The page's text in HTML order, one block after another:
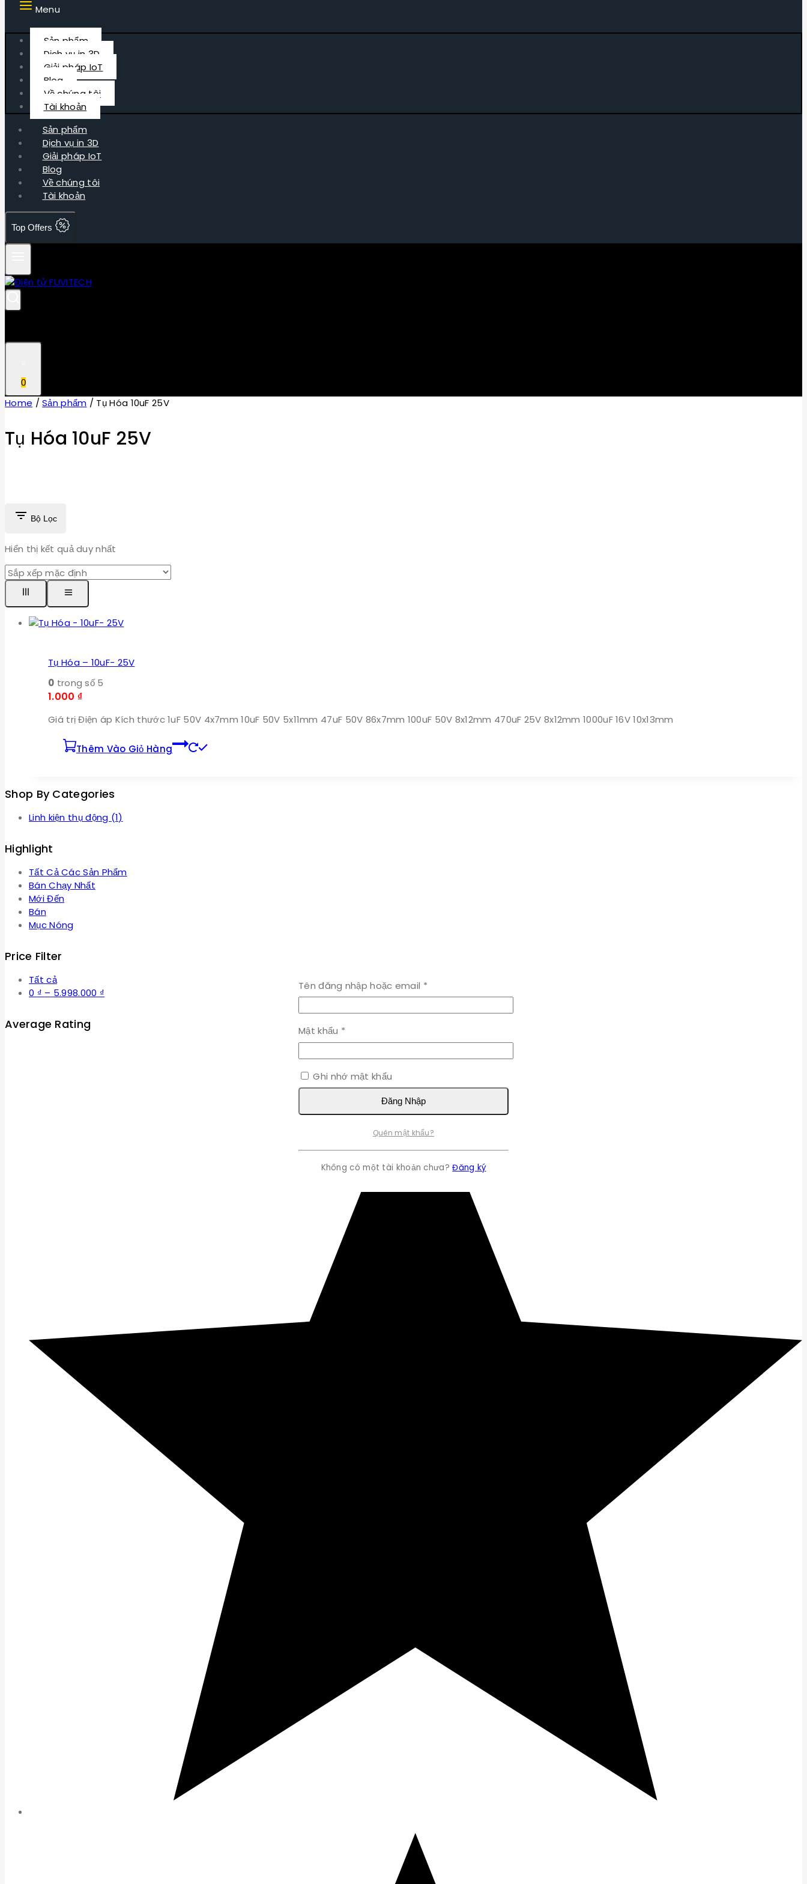
Menu
Sản phẩm
Dịch vụ in 3D
Giải pháp IoT
Blog
Về chúng tôi
Tài khoản
Sản phẩm
Dịch vụ in 3D
Giải pháp IoT
Blog
Về chúng tôi
Tài khoản
Top Offers
0
Home / Sản phẩm / Tụ Hóa 10uF 25V
Tụ Hóa 10uF 25V
Bộ Lọc
Hiển thị kết quả duy nhất
Tụ Hóa – 10uF- 25V
0 trong số 5
1.000 ₫
Giá trị Điện áp Kích thước 1uF 50V 4x7mm 10uF 50V 5x11mm 47uF 50V 86x7mm 100uF 50V 8x12mm 470uF 25V 8x12mm 1000uF 16V 10x13mm
Thêm Vào Giỏ Hàng
Shop By Categories
Linh kiện thụ động (1)
Highlight
Tất Cả Các Sản Phẩm
Bán Chạy Nhất
Mới Đến
Bán
Mục Nóng
Price Filter
Tất cả
0 ₫ – 5.998.000 ₫
Average Rating
Tên đăng nhập hoặc email *Bắt
buộc
Mật khẩu *
buộc
Ghi nhớ mật khẩu
Đăng Nhập
Quên mật khẩu?
Không có một tài khoản chưa?Đăng ký